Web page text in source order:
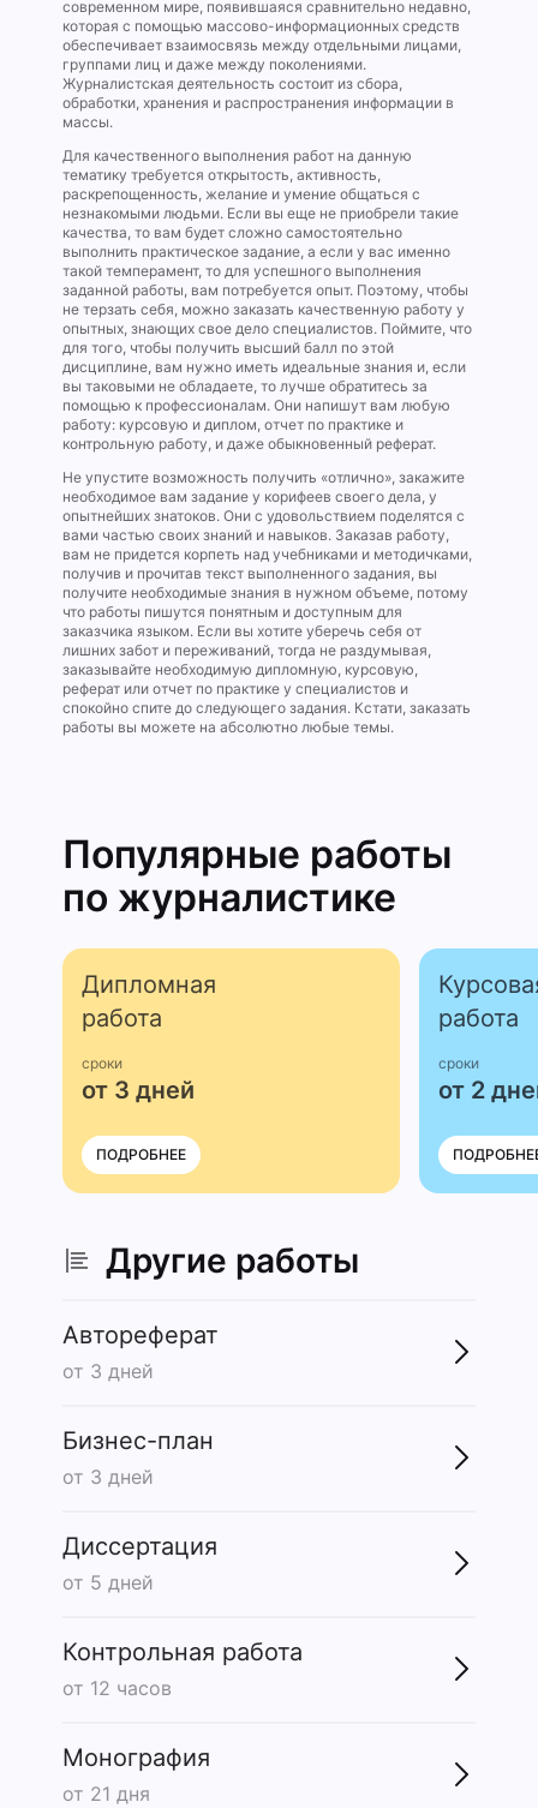
современном мире, появившаяся сравнительно недавно,
которая с помощью массово-информационных средств
обеспечивает взаимосвязь между отдельными лицами,
группами лиц и даже между поколениями.
Журналистская деятельность состоит из сбора,
обработки, хранения и распространения информации в
массы.
Для качественного выполнения работ на данную
тематику требуется открытость, активность,
раскрепощенность, желание и умение общаться с
незнакомыми людьми. Если вы еще не приобрели такие
качества, то вам будет сложно самостоятельно
выполнить практическое задание, а если у вас именно
такой темперамент, то для успешного выполнения
заданной работы, вам потребуется опыт. Поэтому, чтобы
не терзать себя, можно заказать качественную работу у
опытных, знающих свое дело специалистов. Поймите, что
для того, чтобы получить высший балл по этой
дисциплине, вам нужно иметь идеальные знания и, если
вы таковыми не обладаете, то лучше обратитесь за
помощью к профессионалам. Они напишут вам любую
работу: курсовую и диплом, отчет по практике и
контрольную работу, и даже обыкновенный реферат.
Не упустите возможность получить «отлично», закажите
необходимое вам задание у корифеев своего дела, у
опытнейших знатоков. Они с удовольствием поделятся с
вами частью своих знаний и навыков. Заказав работу,
вам не придется корпеть над учебниками и методичками,
получив и прочитав текст выполненного задания, вы
получите необходимые знания в нужном объеме, потому
что работы пишутся понятным и доступным для
заказчика языком. Если вы хотите уберечь себя от
лишних забот и переживаний, тогда не раздумывая,
заказывайте необходимую дипломную, курсовую,
реферат или отчет по практике у специалистов и
спокойно спите до следующего задания. Кстати, заказать
работы вы можете на абсолютно любые темы.
Популярные работы
по журналистике
Дипломная
работа
сроки
от 3 дней
ПОДРОБНЕЕ
работа
сроки
от 2
Другие работы
Автореферат
от 3 дней
Бизнес-план
от 3 дней
Диссертация
от 5 дней
Контрольная работа
от 12 часов
Монография
от 21 дня